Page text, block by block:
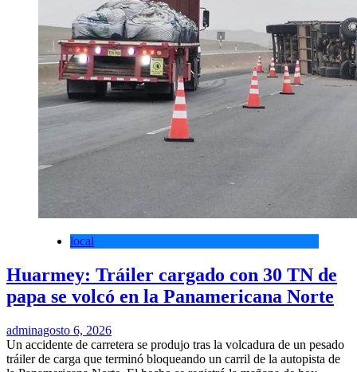
local
Huarmey: Tráiler cargado con 30 TN de
papa se volcó en la Panamericana Norte
adminagosto 6, 2026
Un accidente de carretera se produjo tras la volcadura de un pesado
tráiler de carga que terminó bloqueando un carril de la autopista de